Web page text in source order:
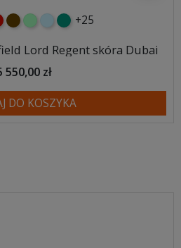
czekoladowy
miętowybłękitny
turkusowy
+25
Lord Regent skóra Dubai
550,00 zł
DO KOSZYKA